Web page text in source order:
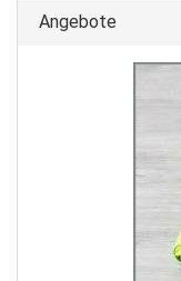
Angebote